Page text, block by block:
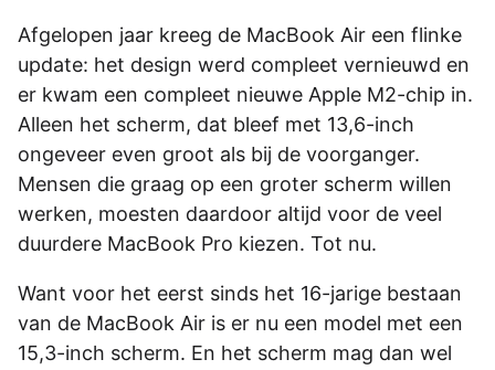
Afgelopen jaar kreeg de MacBook Air een flinke
update: het design werd compleet vernieuwd en
er kwam een compleet nieuwe Apple M2-chip in.
Alleen het scherm, dat bleef met 13,6-inch
ongeveer even groot als bij de voorganger.
Mensen die graag op een groter scherm willen
werken, moesten daardoor altijd voor de veel
duurdere MacBook Pro kiezen. Tot nu.
Want voor het eerst sinds het 16-jarige bestaan
van de MacBook Air is er nu een model met een
15,3-inch scherm. En het scherm mag dan wel